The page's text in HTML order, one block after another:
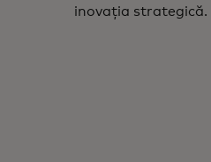
inovația strategică.